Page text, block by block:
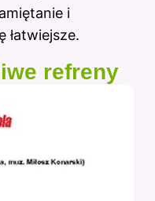
i
łatwiejsze.
refreny